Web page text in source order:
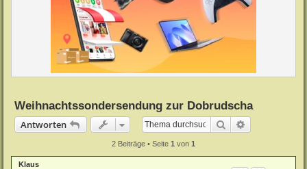
Weihnachtssondersendung zur Dobrudscha
Antworten
Suche
2 Beiträge • Seite 1 von 1
Klaus